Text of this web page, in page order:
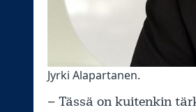
Jyrki Alapartanen.
– Tässä on kuitenkin